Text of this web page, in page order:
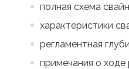
полная схема
характеристики
регламентная
примечания о ходе